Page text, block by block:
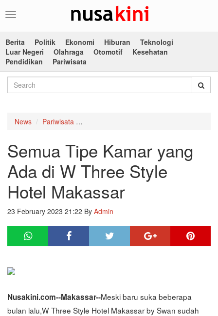
Toggle
Berita
Politik Ekonomi Hiburan
Teknologi
Luar Negeri
Olahraga Otomotif
Kesehatan
Pendidikan
Pariwisata
News Pariwisata
Semua Tipe Kamar yang
Ada di W Three Style
Hotel Makassar
23 February 2023 21:22 By Admin
Nusakini.com--Makassar--Meski baru suka beberapa
bulan lalu,W Three Style Hotel Makassar by Swan sudah